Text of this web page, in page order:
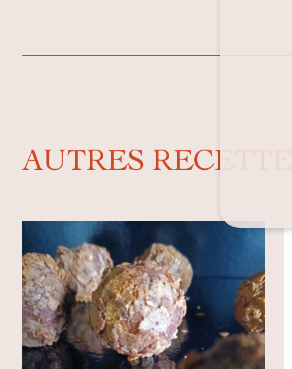
AUTRES RECETTES